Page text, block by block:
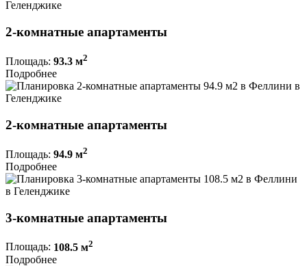
2-комнатные апартаменты
Площадь: 93.3 м2
Подробнее
2-комнатные апартаменты
Площадь: 94.9 м2
Подробнее
3-комнатные апартаменты
Площадь: 108.5 м2
Подробнее